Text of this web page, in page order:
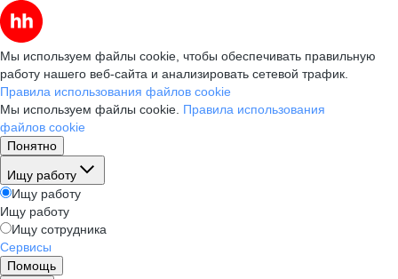
Мы используем файлы cookie, чтобы обеспечивать правильную
работу нашего веб-сайта и анализировать сетевой трафик.
Правила использования файлов cookie
Мы используем файлы cookie. Правила использования
файлов cookie
Понятно
Ищу работу
Ищу работу
Ищу работу
Ищу сотрудника
Сервисы
Помощь